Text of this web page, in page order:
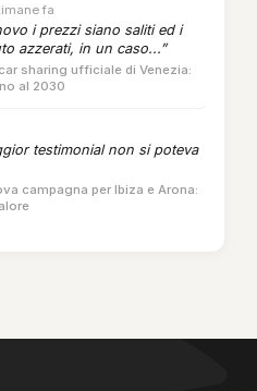
fa
i prezzi siano saliti ed i
azzerati, in un caso...”
sharing ufficiale di Venezia:
al 2030
testimonial non si poteva
campagna per Ibiza e Arona: